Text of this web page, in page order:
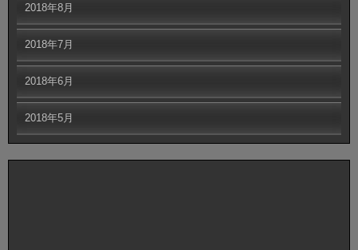
2018年8月
2018年7月
2018年6月
2018年5月